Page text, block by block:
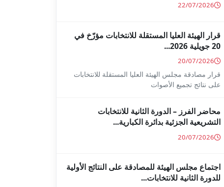
22/07/2026
قرار الهيئة العليا المستقلة للانتخابات مؤرّخ في
20 جويلية 2026...
20/07/2026
قرار مصادقة مجلس الهيئة العليا المستقلة للانتخابات
على نتائج تجميع الأصوات
محاضر الفرز – الدورة الثانية للانتخابات
التشريعية الجزئية بدائرة الكبارية...
20/07/2026
اجتماع مجلس الهيئة للمصادقة على النتائج الأولية
للدورة الثانية للانتخابات...